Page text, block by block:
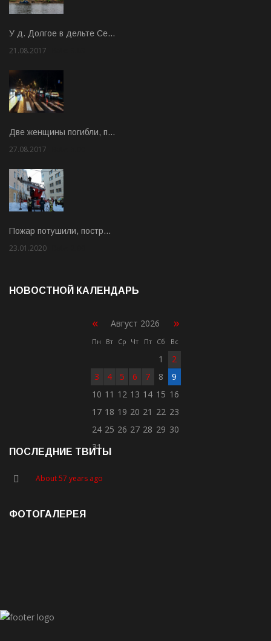
У д. Долгое в дельте Се…
21.08.2017
Две женщины погибли, п…
27.08.2017
Пожар потушили, постр…
23.01.2020
НОВОСТНОЙ КАЛЕНДАРЬ
« Август 2026 »
Пн Вт Ср Чт Пт Сб Вс
1
2
3
4 5 6 7 8
9
10 11 12 13 14 15 16
17 18 19 20 21 22 23
24 25 26 27 28 29 30
31
ПОСЛЕДНИЕ ТВИТЫ
About 57 years ago
ФОТОГАЛЕРЕЯ